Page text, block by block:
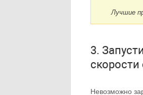
Лучшие
3.
Невозможно